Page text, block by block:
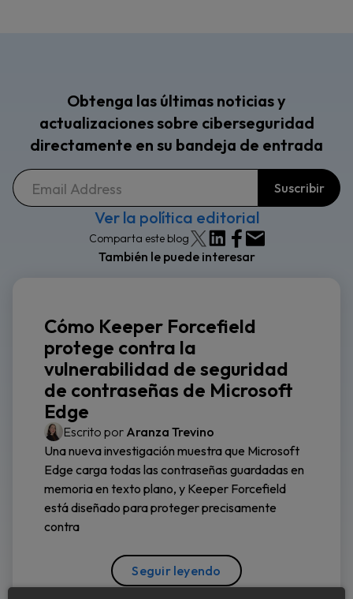
Obtenga las últimas noticias y
actualizaciones sobre ciberseguridad
directamente en su bandeja de entrada
Ver la política editorial
Comparta este blog
También le puede interesar
Cómo Keeper Forcefield
protege contra la
vulnerabilidad de seguridad
de contraseñas de Microsoft
Edge
Escrito por Aranza Trevino
Una nueva investigación muestra que Microsoft
Edge carga todas las contraseñas guardadas en
memoria en texto plano, y Keeper Forcefield
está diseñado para proteger precisamente
contra
Seguir leyendo